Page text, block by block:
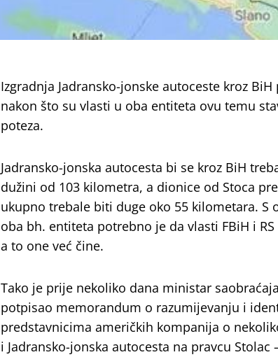
Izgradnja Jadransko-jonske autoceste kroz
nakon što su vlasti u oba entiteta ovu temu
poteza.
Jadransko-jonska autocesta bi se kroz BiH
dužini od 103 kilometra, a dionice od Stoca
ukupno trebale biti duge oko 55 kilometara.
oba bh. entiteta potrebno je da vlasti FBiH i
a to one već čine.
Tako je prije nekoliko dana ministar
potpisao memorandum o razumijevanju i
predstavnicima američkih kompanija o
i Jadransko-jonska autocesta na pravcu